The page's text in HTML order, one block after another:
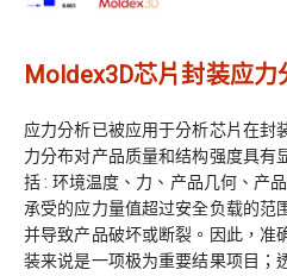
Moldex3D芯片封装应力
应力分析已被应用于分析芯片在封
力分布对产品质量和结构强度具有
括 : 环境温度、力、产品几何、产
承受的应力量值超过安全负载的范
并导致产品破坏或断裂。因此，准
装来说是一项极为重要结果项目；